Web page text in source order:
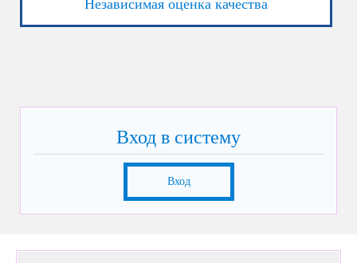
Независимая оценка качества
Вход в систему
Вход